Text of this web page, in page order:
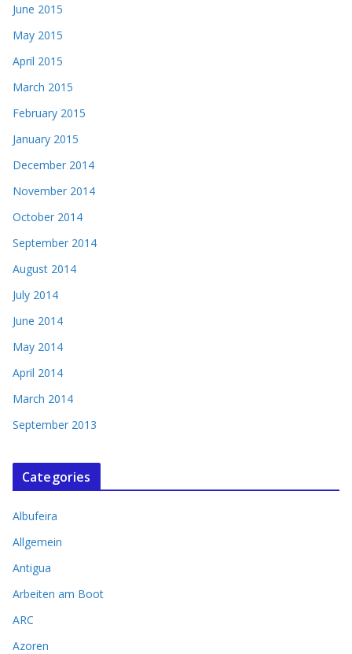
June 2015
May 2015
April 2015
March 2015
February 2015
January 2015
December 2014
November 2014
October 2014
September 2014
August 2014
July 2014
June 2014
May 2014
April 2014
March 2014
September 2013
Categories
Albufeira
Allgemein
Antigua
Arbeiten am Boot
ARC
Azoren